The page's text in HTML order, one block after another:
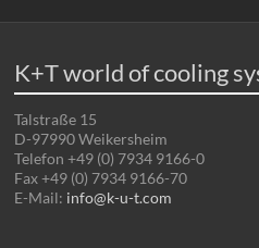
K+T world of cooling
Talstraße 15
D-97990 Weikersheim
Telefon +49 (0) 7934 9166-0
Fax +49 (0) 7934 9166-70
E-Mail: info@k-u-t.com